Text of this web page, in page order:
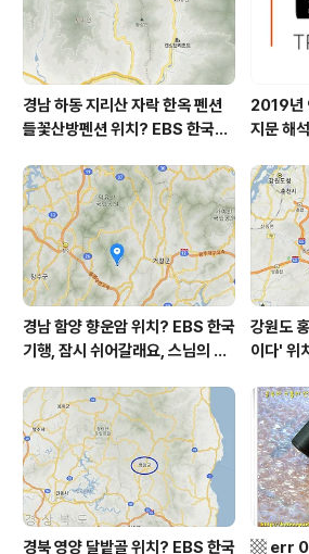
경남 하동 지리산 자락 한옥 펜션
들꽃산방펜션 위치? EBS 한국기
봄날, 하동 이태석 씨 하동군 화개
면 들꽃산방펜션 어디? / 경상남도
가볼 만한 곳, 화개장터
2019년
지문 해석,
역, 평가
영역 외
sh to
경남 함양 향운암 위치? EBS 한국
기행, 잠시 쉬어갈래요, 스님의 어
상남도 함양군 가볼 만한 곳, 용추
계곡 향운암 명천스님, 덕유산 황
석산 거망산 기백산
강원도
이다' 위
군 최기
강원도
까르돈,
경북 영양 달밭골 위치? EBS 한국
▩ err 01